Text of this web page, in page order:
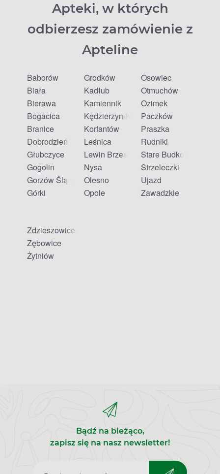
Apteki, w których
odbierzesz zamówienie z
Apteline
Baborów
Biała
Bierawa
Bogacica
Branice
Dobrodzień
Głubczyce
Gogolin
Gorzów Śląski
Górki
Grodków
Kadłub
Kamiennik
Kędzierzyn-Koźle
Korfantów
Leśnica
Lewin Brzeski
Nysa
Olesno
Opole
Osowiec
Otmuchów
Ozimek
Paczków
Praszka
Rudniki
Stare Budkowice
Strzeleczki
Ujazd
Zawadzkie
Zdzieszowice
Zębowice
Żytniów
Bądź na bieżąco,
zapisz się na nasz newsletter!
Zapisz